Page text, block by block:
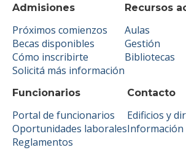
Admisiones
Próximos comienzos
Becas disponibles
Cómo inscribirte
Solicitá más información
Recursos
Aulas
Gestión
Bibliotecas
Funcionarios
Portal de funcionarios
Oportunidades laborales
Reglamentos
Contacto
Edificios y
Información